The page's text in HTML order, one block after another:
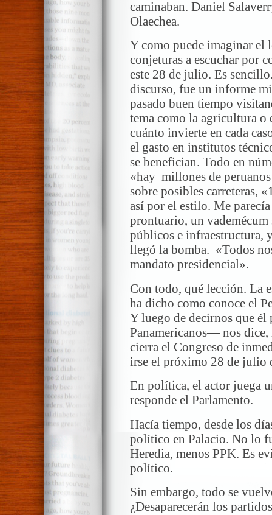
caminaban. Daniel
Olaechea.
Y como puede imaginar el
conjeturas a escuchar por
este 28 de julio. Es
discurso, fue un informe
pasado buen tiempo
tema como la agricultura o
cuánto invierte en cada
el gasto en institutos
se benefician. Todo en
«hay millones de
sobre posibles carreteras,
así por el estilo. Me
prontuario, un
públicos e infraestructura,
llegó la bomba. «Todos
mandato presidencial».
Con todo, qué lección. La
ha dicho como conoce el
Y luego de decirnos que
Panamericanos— nos
cierra el Congreso de
irse el próximo 28 de julio
En política, el actor juega
responde el Parlamento.
Hacía tiempo, desde los
político en Palacio. No lo
Heredia, menos PPK. Es
político.
Sin embargo, todo se
¿Desaparecerán los